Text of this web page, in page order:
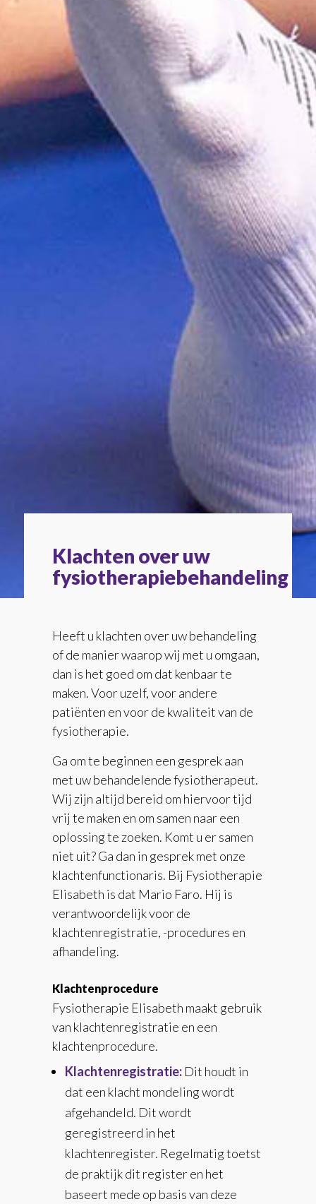
Klachten over uw
fysiotherapiebehandeling
Heeft u klachten over uw behandeling
of de manier waarop wij met u omgaan,
dan is het goed om dat kenbaar te
maken. Voor uzelf, voor andere
patiënten en voor de kwaliteit van de
fysiotherapie.
Ga om te beginnen een gesprek aan
met uw behandelende fysiotherapeut.
Wij zijn altijd bereid om hiervoor tijd
vrij te maken en om samen naar een
oplossing te zoeken. Komt u er samen
niet uit? Ga dan in gesprek met onze
klachtenfunctionaris. Bij Fysiotherapie
Elisabeth is dat Mario Faro. Hij is
verantwoordelijk voor de
klachtenregistratie, -procedures en
afhandeling.
Klachtenprocedure
Fysiotherapie Elisabeth maakt gebruik
van klachtenregistratie en een
klachtenprocedure.
Klachtenregistratie: Dit houdt in
dat een klacht mondeling wordt
afgehandeld. Dit wordt
geregistreerd in het
klachtenregister. Regelmatig toetst
de praktijk dit register en het
baseert mede op basis van deze